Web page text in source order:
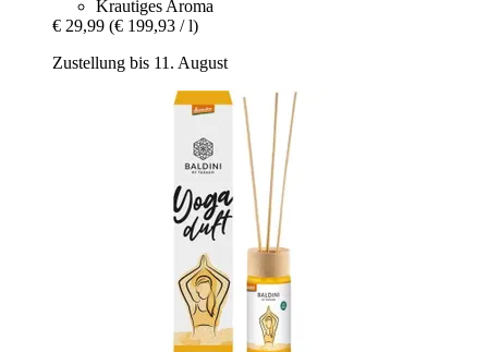
Krautiges Aroma
€ 29,99 (€ 199,93 / l)
Zustellung bis 11. August